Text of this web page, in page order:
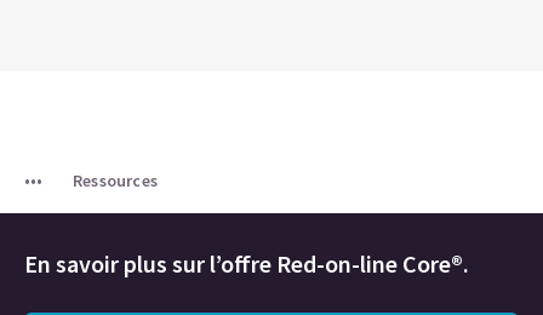
Ressources
En savoir plus sur l’offre Red-on-line Core®.